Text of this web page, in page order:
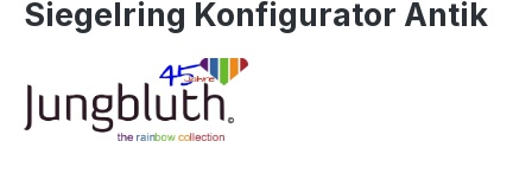
Siegelring Konfigurator Antik